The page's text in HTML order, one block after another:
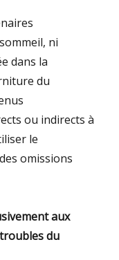
ni
dans la
du
ou indirects à
le
omissions
aux
du